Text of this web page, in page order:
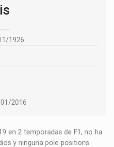
1926
2016
en 2 temporadas de F1, no ha
y ninguna pole positions